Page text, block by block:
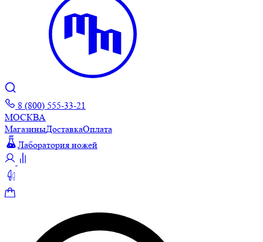
8 (800) 555-33-21
МОСКВА
МагазиныДоставкаОплата
Лаборатория ножей